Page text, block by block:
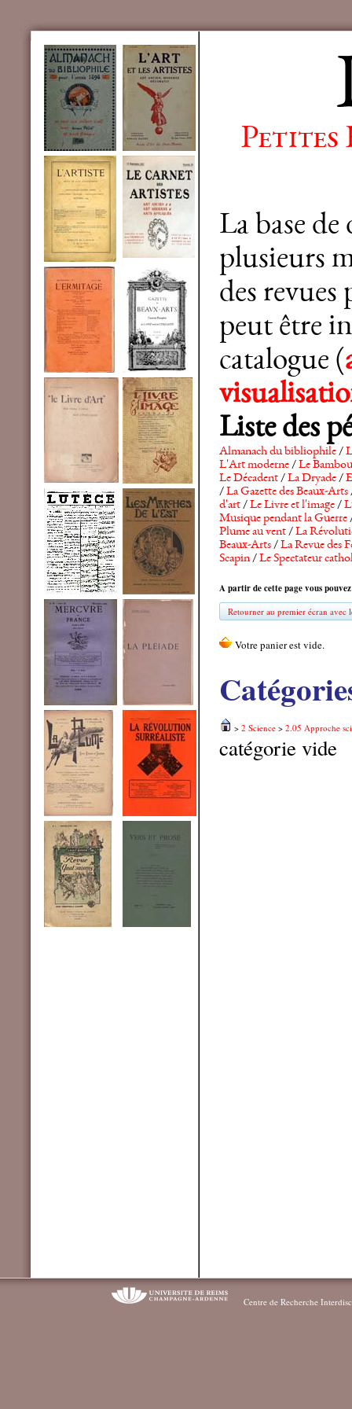
Petites
La base
plusieurs
des revues
peut être
catalogue (
Liste des
Almanach du bibliophile/
L'Art moderne/Le Bambou
Le Décadent/La Dryade/
/La Gazette des Beaux-Arts
d'art/Le Livre et l'image/
Musique pendant la Guerre
Plume au vent/La
Beaux-Arts/La Revue des
Scapin/Le Spectateur
A partir de cette page vous
Retourner au premier écran avec
> 2 Science > 2.05 Approche
catégorie vide
Centre de Recherche